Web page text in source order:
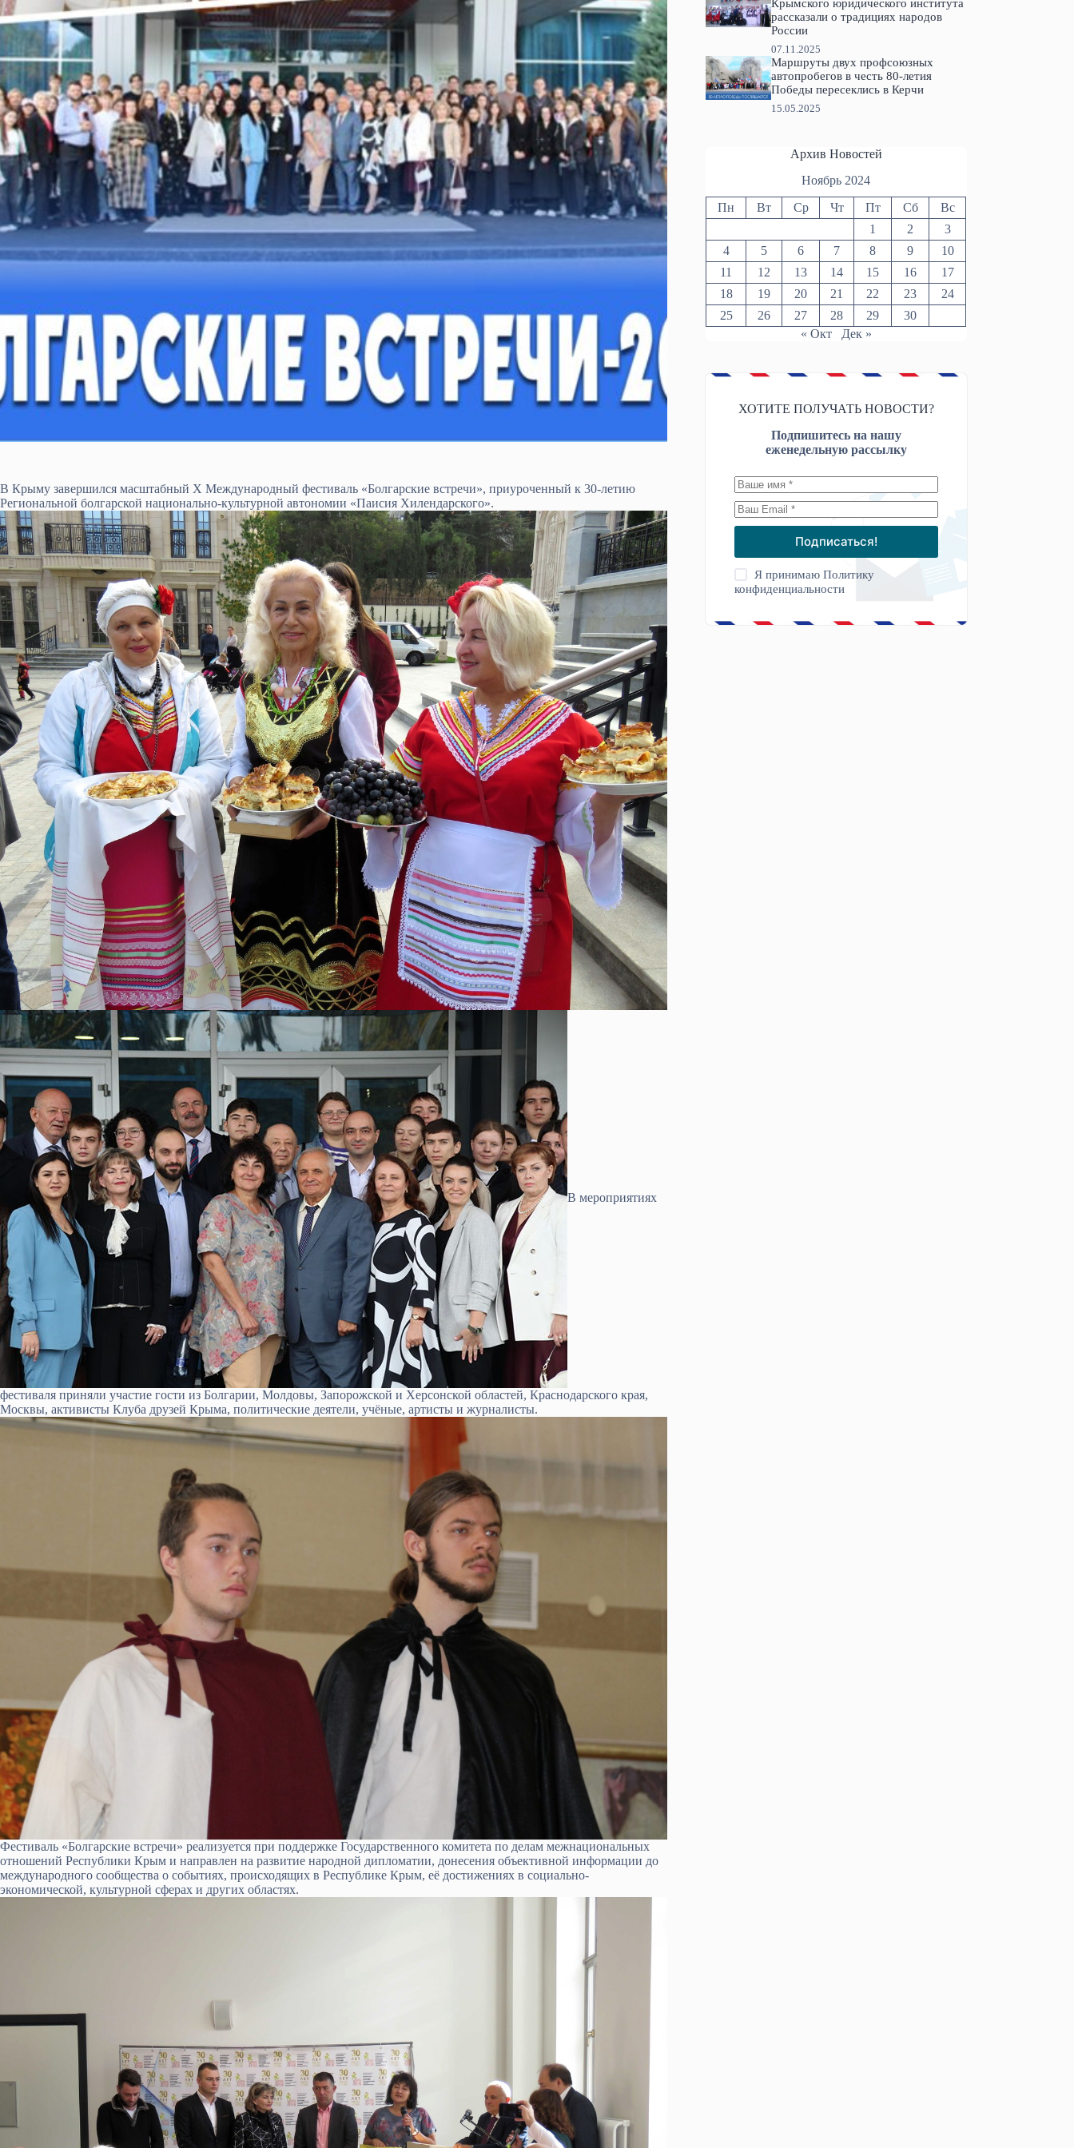
В Крыму завершился масштабный Х Международный фестиваль «Болгарские встречи», приуроченный к 30-летию
Региональной болгарской национально-культурной автономии «Паисия Хилендарского».
В мероприятиях
фестиваля приняли участие гости из Болгарии, Молдовы, Запорожской и Херсонской областей, Краснодарского края,
Москвы, активисты Клуба друзей Крыма, политические деятели, учёные, артисты и журналисты.
Фестиваль «Болгарские встречи» реализуется при поддержке Государственного комитета по делам межнациональных
отношений Республики Крым и направлен на развитие народной дипломатии, донесения объективной информации до
международного сообщества о событиях, происходящих в Республике Крым, её достижениях в социально-
экономической, культурной сферах и других областях.
Крымского юридического института
рассказали о традициях народов
России
07.11.2025
Маршруты двух профсоюзных
автопробегов в честь 80-летия
Победы пересеклись в Керчи
15.05.2025
Архив Новостей
Ноябрь 2024
Пн Вт Ср Чт Пт Сб
Вс
1
2
3
4
5 6 7 8 9
10
11
12 13 14 15 16
17
18
19 20 21 22 23
24
25
26 27 28 29
30
« Окт
Дек »
ХОТИТЕ ПОЛУЧАТЬ НОВОСТИ?
Подпишитесь на нашу
еженедельную рассылку
Подписаться!
Я принимаюПолитику
конфиденциальности